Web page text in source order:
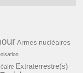
Armes nucléaires
Extraterrestre(s)